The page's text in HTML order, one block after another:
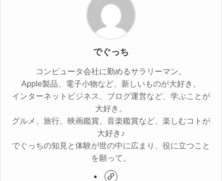
でぐっち
コンピュータ会社に勤めるサラリーマン。
Apple製品、電子小物など、新しいものが大好き。
インターネットビジネス、ブログ運営など、学ぶことが
大好き。
グルメ、旅行、映画鑑賞、音楽鑑賞など、楽しむコトが
大好き♪
でぐっちの知見と体験が世の中に広まり、役に立つこと
を願って。